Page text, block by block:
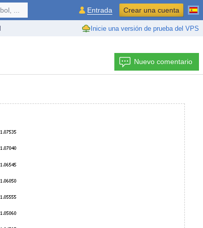
Inicie una versión de prueba del VPS
... Entrada Crear una cuenta
Nuevo comentario